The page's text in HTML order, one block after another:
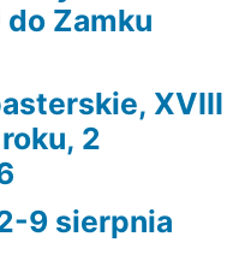
Zamku
XVIII
2
9 sierpnia